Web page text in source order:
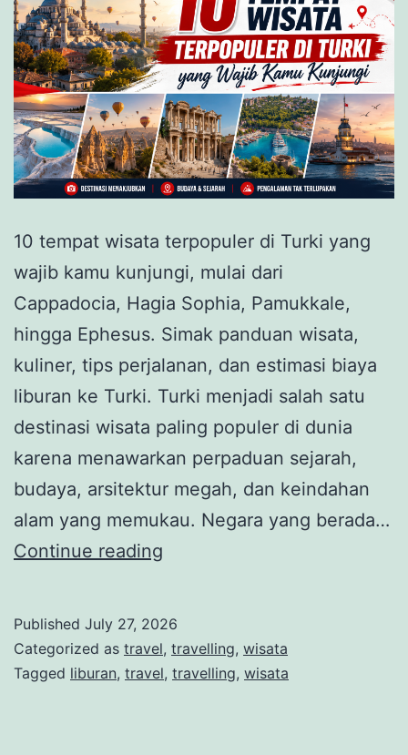
10 tempat wisata terpopuler di Turki yang
wajib kamu kunjungi, mulai dari
Cappadocia, Hagia Sophia, Pamukkale,
hingga Ephesus. Simak panduan wisata,
kuliner, tips perjalanan, dan estimasi biaya
liburan ke Turki. Turki menjadi salah satu
destinasi wisata paling populer di dunia
karena menawarkan perpaduan sejarah,
budaya, arsitektur megah, dan keindahan
alam yang memukau. Negara yang berada…
Continue reading
Terpopuler
di
Published July 27, 2026
Categorized as travel, travelling, wisata
Tagged liburan, travel, travelling, wisata